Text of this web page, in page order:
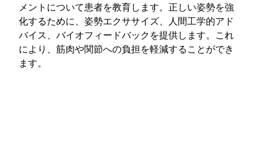
メントについて患者を教育します。正しい姿勢を強
化するために、姿勢エクササイズ、人間工学的アド
バイス、バイオフィードバックを提供します。これ
により、筋肉や関節への負担を軽減することができ
ます。